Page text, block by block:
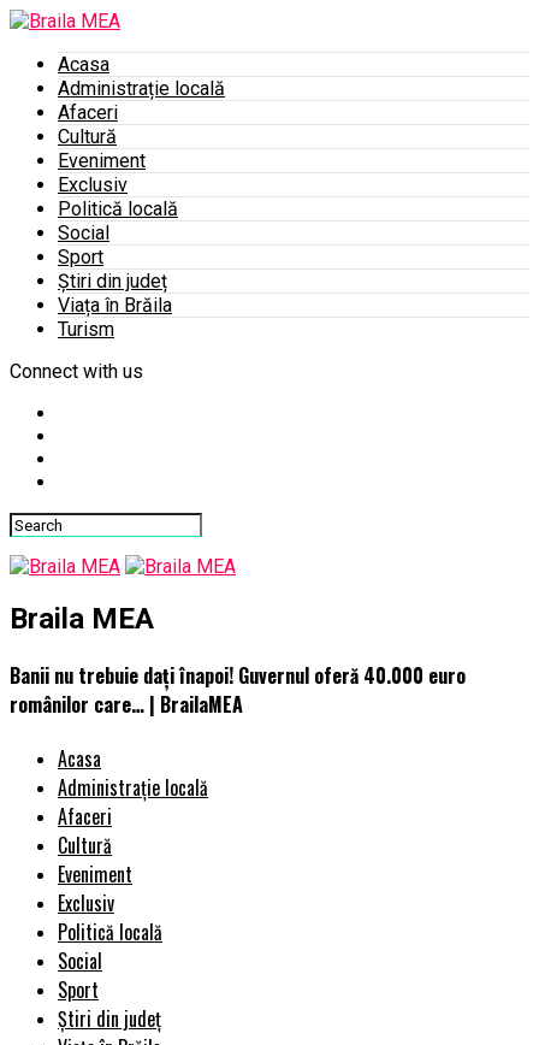
Acasa
Administrație locală
Afaceri
Cultură
Eveniment
Exclusiv
Politică locală
Social
Sport
Știri din județ
Viața în Brăila
Turism
Connect with us
Braila MEA
Banii nu trebuie dați înapoi! Guvernul oferă 40.000 euro
românilor care… | BrailaMEA
Acasa
Administrație locală
Afaceri
Cultură
Eveniment
Exclusiv
Politică locală
Social
Sport
Știri din județ